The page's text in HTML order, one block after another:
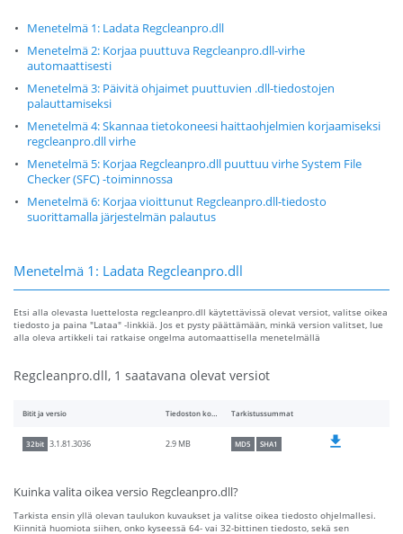
Menetelmä 1: Ladata Regcleanpro.dll
Menetelmä 2: Korjaa puuttuva Regcleanpro.dll-virhe
automaattisesti
Menetelmä 3: Päivitä ohjaimet puuttuvien .dll-tiedostojen
palauttamiseksi
Menetelmä 4: Skannaa tietokoneesi haittaohjelmien korjaamiseksi
regcleanpro.dll virhe
Menetelmä 5: Korjaa Regcleanpro.dll puuttuu virhe System File
Checker (SFC) -toiminnossa
Menetelmä 6: Korjaa vioittunut Regcleanpro.dll-tiedosto
suorittamalla järjestelmän palautus
Menetelmä 1: Ladata Regcleanpro.dll
Etsi alla olevasta luettelosta regcleanpro.dll käytettävissä olevat versiot, valitse oikea
tiedosto ja paina "Lataa" -linkkiä. Jos et pysty päättämään, minkä version valitset, lue
alla oleva artikkeli tai ratkaise ongelma automaattisella menetelmällä
Regcleanpro.dll, 1 saatavana olevat versiot
Bitit ja versio Tiedoston koko Tarkistussummat
32bit 3.1.81.3036 2.9 MB MD5 SHA1
Kuinka valita oikea versio Regcleanpro.dll?
Tarkista ensin yllä olevan taulukon kuvaukset ja valitse oikea tiedosto ohjelmallesi.
Kiinnitä huomiota siihen, onko kyseessä 64- vai 32-bittinen tiedosto, sekä sen